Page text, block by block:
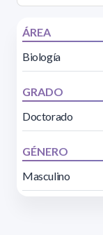
ÁREA
Biología
GRADO
Doctorado
GÉNERO
Masculino